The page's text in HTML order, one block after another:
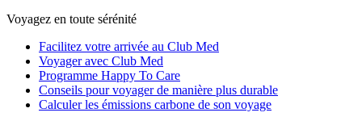
Voyagez en toute sérénité
Facilitez votre arrivée au Club Med
Voyager avec Club Med
Programme Happy To Care
Conseils pour voyager de manière plus durable
Calculer les émissions carbone de son voyage